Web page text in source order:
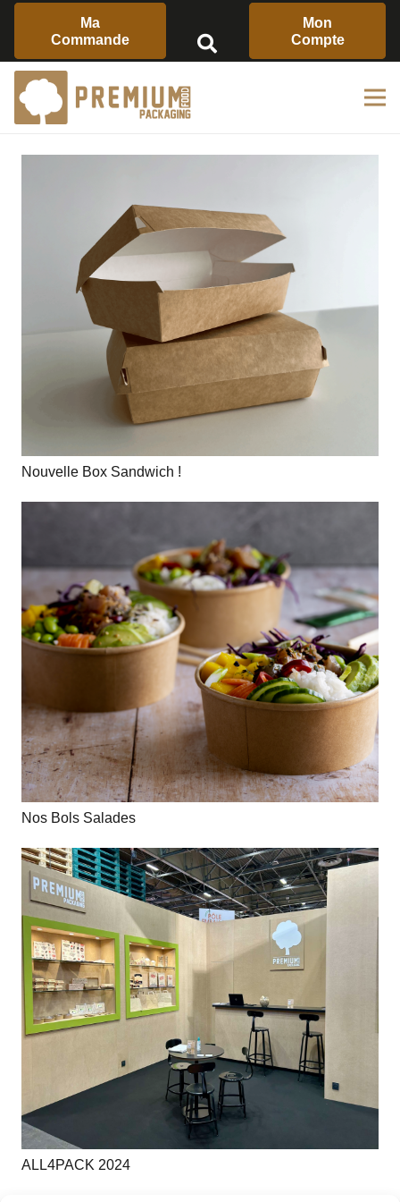
Ma
Commande
Mon
Compte
Nouvelle Box Sandwich !
Nos Bols Salades
ALL4PACK 2024